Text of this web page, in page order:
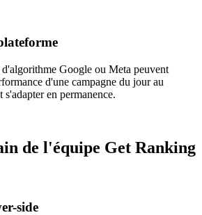
d'algorithme Google ou Meta peuvent
d'une campagne du jour au
en permanence.
de l'équipe Get Ranking
side